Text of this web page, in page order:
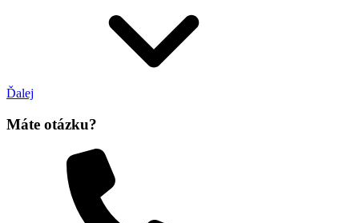
Ďalej
Máte otázku?